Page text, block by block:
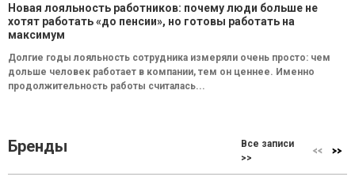
Новая лояльность работников: почему люди больше не
хотят работать «до пенсии», но готовы работать на
максимум
Долгие годы лояльность сотрудника измеряли очень просто: чем
дольше человек работает в компании, тем он ценнее. Именно
продолжительность работы считалась...
Бренды
Все записи
>>